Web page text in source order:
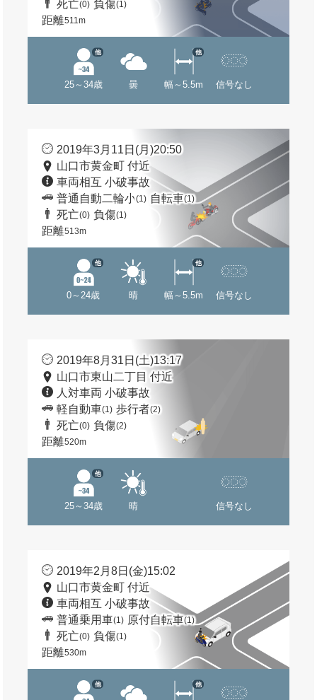
死亡(0) 負傷(1)
距離511m
25～34歳
他
曇 幅～5.5m
他
信号なし
2019年3月11日(月)20:50
山口市黄金町 付近
車両相互 小破事故
普通自動二輪小(1) 自転車(1)
死亡(0) 負傷(1)
距離513m
0～24歳
他
晴 幅～5.5m
他
信号なし
2019年8月31日(土)13:17
山口市東山二丁目 付近
人対車両 小破事故
軽自動車(1) 歩行者(2)
死亡(0) 負傷(2)
距離520m
25～34歳
他
晴 信号なし
2019年2月8日(金)15:02
山口市黄金町 付近
車両相互 小破事故
普通乗用車(1) 原付自転車(1)
死亡(0) 負傷(1)
距離530m
他 他